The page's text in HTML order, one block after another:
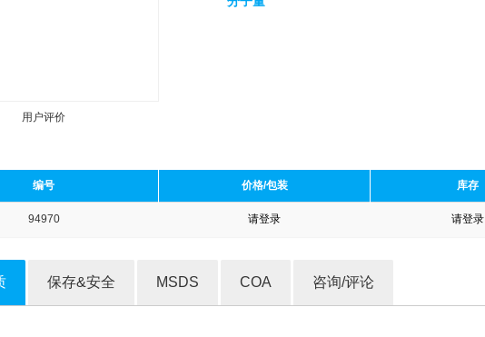
用户评价
编号 价格/包装 库存
94970 请登录 请登录
保存&安全 MSDS COA 咨询/评论